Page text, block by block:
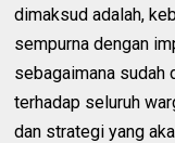
dimaksud adalah,
sempurna dengan
sebagaimana sudah
terhadap seluruh
dan strategi yang